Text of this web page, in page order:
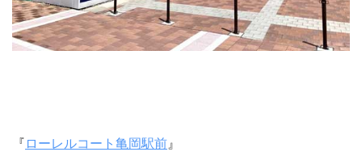
『 ローレルコート亀岡駅前 』